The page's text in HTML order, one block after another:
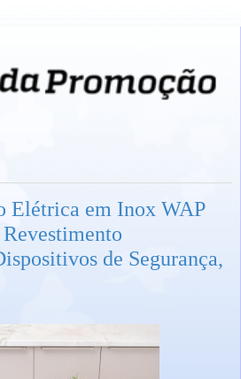
Elétrica em Inox WAP
de Segurança,